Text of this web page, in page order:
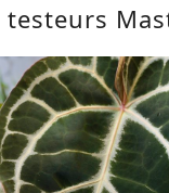
testeurs